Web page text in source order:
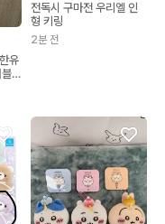
유
전독시 구마전 우리엘 인
형 키링
2분 전